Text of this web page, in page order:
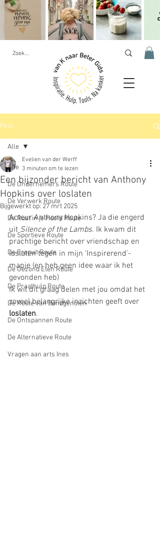
Post
Alle
De Ondernemers Route
De Verwerk Route
De Rust in je Hoofd Route
De Sportieve Route
De Eropuit Route
De Gezond Eten Route
De Praathulp Route
De Route van Bondgenoten
De Ontspannen Route
De Alternatieve Route
Vragen aan arts Ines
Alle
Een bijzonder bericht van Anthony
Hopkins over loslaten
Evelien van der Werff
3 minuten om te lezen
Bijgewerkt op: 27 mrt 2025
Acteur Anthony Hopkins? Ja die engerd
uit Silence of the Lambs. Ik kwam dit
prachtige bericht over vriendschap en
loslaten tegen in mijn 'Inspirerend'-
mapje (en heb geen idee waar ik het
gevonden heb)
Ik wil dit graag delen met jou omdat het
zoveel belangrijke inzichten geeft over
loslaten.